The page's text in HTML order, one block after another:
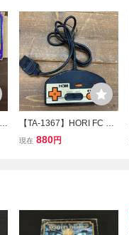
【TA-1367】HORI FC コ
ントローラー HJ-10 ホリ
現在 880円